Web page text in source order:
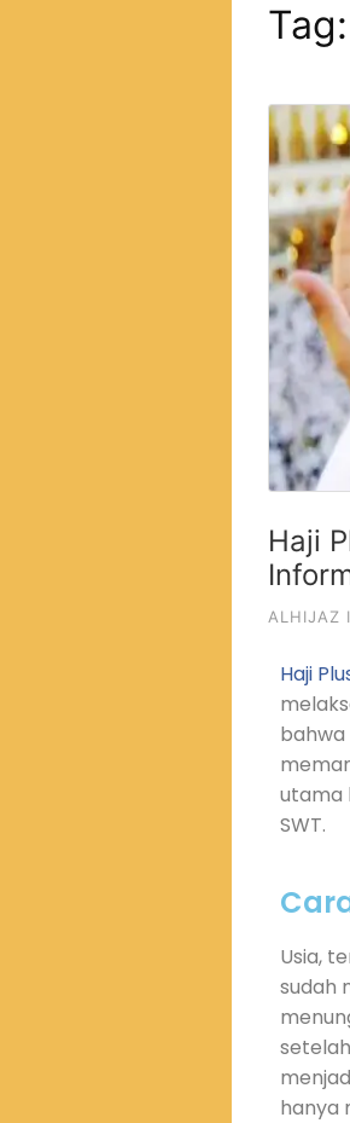
Tag:
Haji
ALHIJAZ
Haji
bahwa
utama
SWT.
Usia,
sudah
hanya